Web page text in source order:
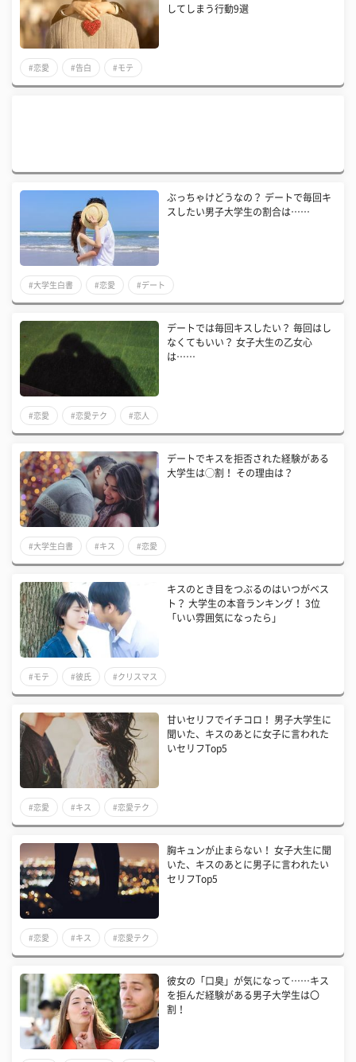
してしまう行動9選
#恋愛 #告白 #モテ
ぶっちゃけどうなの？ デートで毎回キ
スしたい男子大学生の割合は……
#大学生白書 #恋愛 #デート
デートでは毎回キスしたい？ 毎回はし
なくてもいい？ 女子大生の乙女心
は……
#恋愛 #恋愛テク #恋人
デートでキスを拒否された経験がある
大学生は◯割！ その理由は？
#大学生白書 #キス #恋愛
キスのとき目をつぶるのはいつがベス
ト？ 大学生の本音ランキング！ 3位
「いい雰囲気になったら」
#モテ #彼氏 #クリスマス
甘いセリフでイチコロ！ 男子大学生に
聞いた、キスのあとに女子に言われた
いセリフTop5
#恋愛 #キス #恋愛テク
胸キュンが止まらない！ 女子大生に聞
いた、キスのあとに男子に言われたい
セリフTop5
#恋愛 #キス #恋愛テク
彼女の「口臭」が気になって……キス
を拒んだ経験がある男子大学生は〇
割！